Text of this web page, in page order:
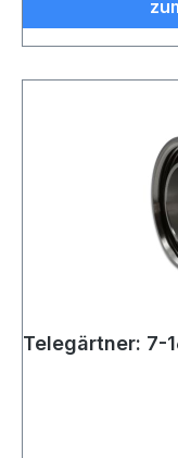
Telegärtner: 7-